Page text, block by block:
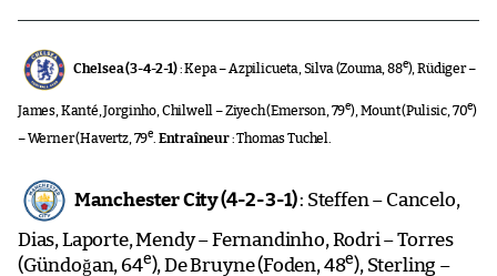
Chelsea (3-4-2-1): Kepa – Azpilicueta, Silva (Zouma, 88e), Rüdiger –
James, Kanté, Jorginho, Chilwell – Ziyech (Emerson, 79e), Mount (Pulisic, 70e)
– Werner (Havertz, 79e Entraîneur: Thomas Tuchel.
Manchester City (4-2-3-1): Steffen – Cancelo,
Dias, Laporte, Mendy – Fernandinho, Rodri – Torres
(Gündoğan, 64e), De Bruyne (Foden, 48e), Sterling –